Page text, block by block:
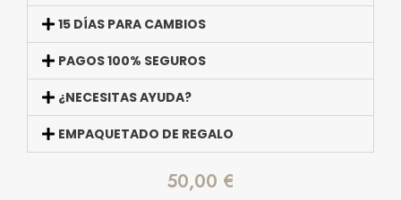
15 DÍAS PARA CAMBIOS
PAGOS 100% SEGUROS
¿NECESITAS AYUDA?
EMPAQUETADO DE REGALO
50,00 €